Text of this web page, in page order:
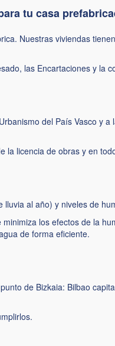
tu casa
Nuestras viviendas
las Encartaciones y la
del País Vasco y
licencia de obras y en
al año) y niveles de
los efectos de la
de forma eficiente.
de Bizkaia: Bilbao